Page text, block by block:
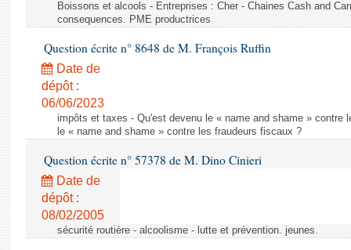
Boissons et alcools - Entreprises : Cher - Chaines Cash and
consequences. PME productrices
Question écrite n° 8648 de M. François Ruffin
Date de
dépôt :
06/06/2023
impôts et taxes - Qu'est devenu le « name and shame » contre
le « name and shame » contre les fraudeurs fiscaux ?
Question écrite n° 57378 de M. Dino Cinieri
Date de
dépôt :
08/02/2005
sécurité routière - alcoolisme - lutte et prévention. jeunes.